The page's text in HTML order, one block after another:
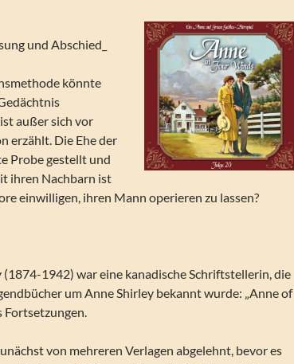
und Abschied_
könnte
außer sich vor
erzählt. Die Ehe der
Probe gestellt und
ihren Nachbarn ist
einwilligen, ihren Mann operieren zu lassen?
1942) war eine kanadische Schriftstellerin, die
um Anne Shirley bekannt wurde: „Anne of
Fortsetzungen.
von mehreren Verlagen abgelehnt, bevor es